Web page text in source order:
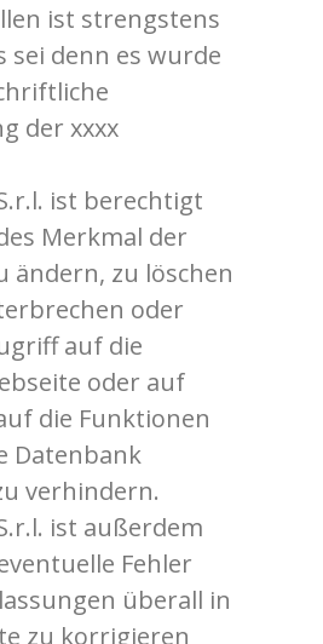
ist strengstens
sei denn es wurde
der xxxx
ist berechtigt
Merkmal der
ändern, zu löschen
oder
auf die
oder auf
die Funktionen
Datenbank
verhindern.
ist außerdem
Fehler
überall in
zu korrigieren